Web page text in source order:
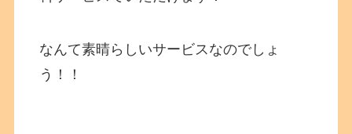
なんて素晴らしいサービスなのでしょ
う！！